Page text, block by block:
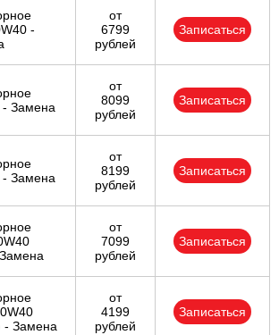
-
от
6799
рублей
Записаться
- Замена
от
8099
рублей
Записаться
- Замена
от
8199
рублей
Записаться
от
7099
рублей
Записаться
- Замена
от
4199
рублей
Записаться